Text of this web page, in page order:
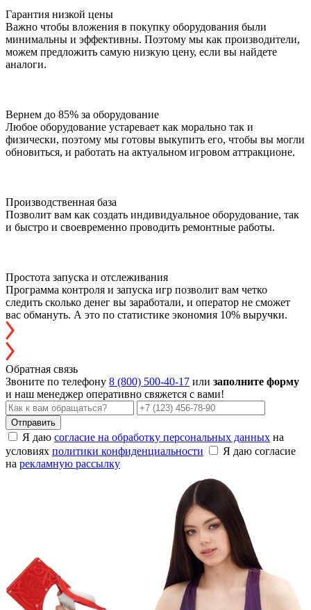
Гарантия низкой цены
Важно чтобы вложения в покупку оборудования были
минимальны и эффективны. Поэтому мы как производители,
можем предложить самую низкую цену, если вы найдете
аналоги.
Вернем до 85% за оборудование
Любое оборудование устаревает как морально так и
физически, поэтому мы готовы выкупить его, чтобы вы могли
обновиться, и работать на актуальном игровом аттракционе.
Производственная база
Позволит вам как создать индивидуальное оборудование, так
и быстро и своевременно проводить ремонтные работы.
Простота запуска и отслеживания
Программа контроля и запуска игр позволит вам четко
следить сколько денег вы заработали, и оператор не сможет
вас обмануть. А это по статистике экономия 10% выручки.
Обратная связь
Звоните по телефону 8 (800) 500-40-17 или заполните форму
и наш менеджер оперативно свяжется с вами!
Отправить
Я даю согласие на обработку персональных данных на
условиях политики конфиденциальности
Я даю согласие
на рекламную рассылку